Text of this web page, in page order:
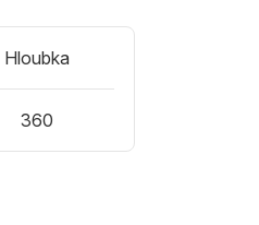
Hloubka
360